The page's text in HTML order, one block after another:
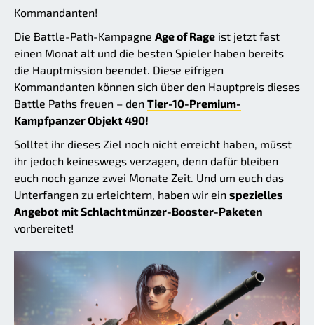
Kommandanten!
Die Battle-Path-Kampagne Age of Rage ist jetzt fast
einen Monat alt und die besten Spieler haben bereits
die Hauptmission beendet. Diese eifrigen
Kommandanten können sich über den Hauptpreis dieses
Battle Paths freuen – den Tier-10-Premium-
Kampfpanzer Objekt 490!
Solltet ihr dieses Ziel noch nicht erreicht haben, müsst
ihr jedoch keineswegs verzagen, denn dafür bleiben
euch noch ganze zwei Monate Zeit. Und um euch das
Unterfangen zu erleichtern, haben wir ein spezielles
Angebot mit Schlachtmünzer-Booster-Paketen
vorbereitet!